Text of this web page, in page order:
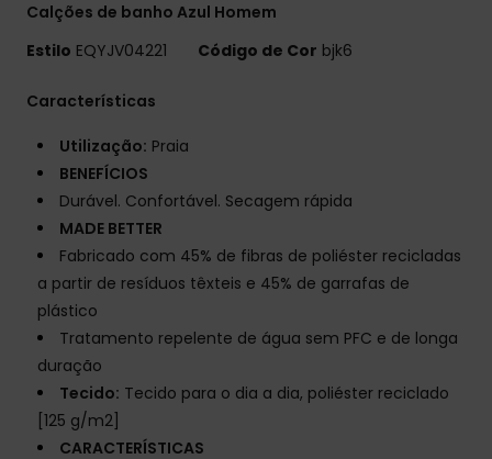
Calções de banho Azul Homem
Estilo EQYJV04221 Código de Cor bjk6
Características
Utilização: Praia
BENEFÍCIOS
Durável. Confortável. Secagem rápida
MADE BETTER
Fabricado com 45% de fibras de poliéster recicladas
a partir de resíduos têxteis e 45% de garrafas de
plástico
Tratamento repelente de água sem PFC e de longa
duração
Tecido: Tecido para o dia a dia, poliéster reciclado
[125 g/m2]
CARACTERÍSTICAS